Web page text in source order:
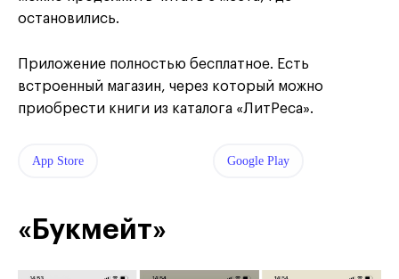
остановились.
Приложение полностью бесплатное. Есть
встроенный магазин, через который можно
приобрести книги из каталога «ЛитРеса».
App Store Google Play
«Букмейт»